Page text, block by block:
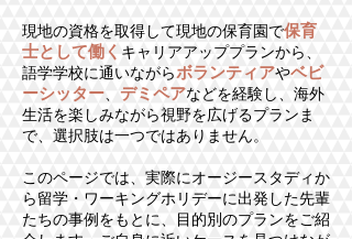
現地の資格を取得して現地の保育園で保育
士として働く キャリアアッププランから、
語学学校に通いながらボランティアやベビ
ーシッター、 デミペアなどを経験し、海外
生活を楽しみながら視野を広げるプランま
で、選択肢は一つではありません。
このページでは、実際にオージースタディか
ら留学・ワーキングホリデーに出発した先輩
たちの事例をもとに、目的別のプランをご紹